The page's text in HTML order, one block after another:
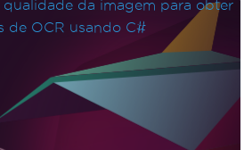
de vários formatos de